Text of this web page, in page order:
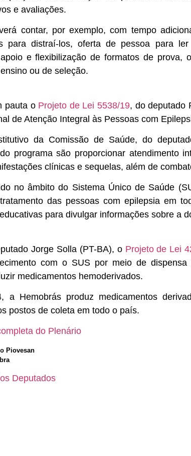
e avaliações.
contar, por exemplo, com tempo
para distraí-los, oferta de pessoa para
e flexibilização de formatos de prova,
ou de seleção.
pauta o Projeto de Lei 5538/19, do deputado
de Atenção Integral às Pessoas com
da Comissão de Saúde, do
programa são proporcionar atendimento
clínicas e sequelas, além de
no âmbito do Sistema Único de Saúde
das pessoas com epilepsia em
para divulgar informações sobre a
Jorge Solla (PT-BA), o Projeto de Lei
com o SUS por meio de
medicamentos hemoderivados.
a Hemobrás produz medicamentos
postos de coleta em todo o país.
do Plenário
Piovesan
Deputados